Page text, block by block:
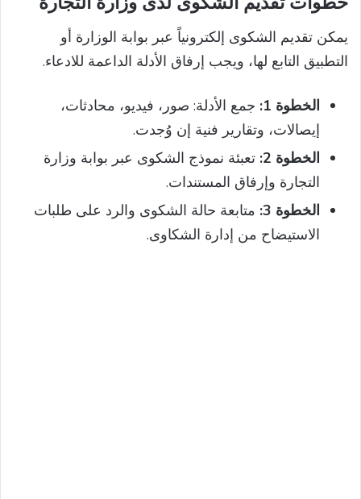
يمكن تقديم الشكوى إلكترونياً عبر بوابة الوزارة أو
التطبيق التابع لها، ويجب إرفاق الأدلة الداعمة للادعاء.
الخطوة 1:
جمع الأدلة: صور، فيديو، محادثات،
إيصالات، وتقارير فنية إن وُجدت.
الخطوة 2:
تعبئة نموذج الشكوى عبر بوابة وزارة
التجارة وإرفاق المستندات.
الخطوة 3:
متابعة حالة الشكوى والرد على طلبات
الاستيضاح من إدارة الشكاوى.